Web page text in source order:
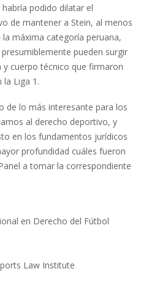
podido dilatar el
de mantener a Stein, al menos
máxima categoría peruana,
pueden surgir
cuerpo técnico que firmaron
la Liga 1.
de lo más interesante para los
al derecho deportivo, y
en los fundamentos jurídicos
profundidad cuáles fueron
a tomar la correspondiente
en Derecho del Fútbol
Law Institute